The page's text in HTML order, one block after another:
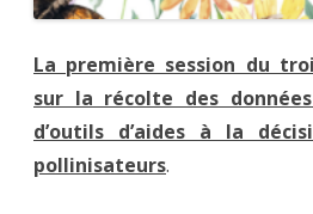
La première session du
sur la récolte des
d’outils d’aides à la
pollinisateurs.